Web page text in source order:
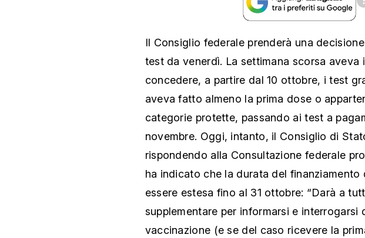
Il Consiglio federale prenderà una
test da venerdì. La settimana scorsa aveva
concedere, a partire dal 10 ottobre, i test
aveva fatto almeno la prima dose o
categorie protette, passando ai test a
novembre. Oggi, intanto, il Consiglio di
rispondendo alla Consultazione federale
ha indicato che la durata del finanziamento
essere estesa fino al 31 ottobre: “Darà a
supplementare per informarsi e interrogarsi
vaccinazione (e se del caso ricevere la